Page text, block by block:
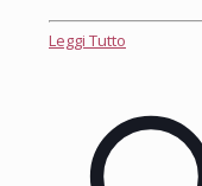
Leggi Tutto